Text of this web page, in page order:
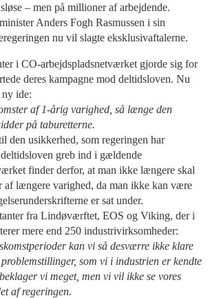
– men på millioner af arbejdende.
Anders Fogh Rasmussen i sin
nu vil slagte eksklusivaftalerne.
i CO-arbejdspladsnetværket gjorde sig for
deres kampagne mod deltidsloven. Nu
ny ide:
af 1-årig varighed, så længe den
på taburetterne.
den usikkerhed, som regeringen har
greb ind i gældende
finder derfor, at man ikke længere skal
af længere varighed, da man ikke kan være
er sat under.
fra Lindøværftet, EOS og Viking, der i
mere end 250 industrivirksomheder:
kan vi så desværre ikke klare
som vi i industrien er kendte
vi meget, men vi vil ikke se vores
af regeringen.